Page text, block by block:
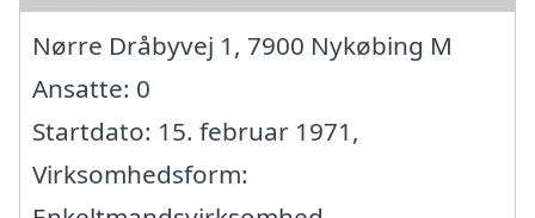
Nørre Dråbyvej 1, 7900 Nykøbing M
Ansatte: 0
Startdato: 15. februar 1971,
Virksomhedsform: